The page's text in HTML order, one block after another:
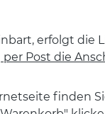
erfolgt
Post die
finden